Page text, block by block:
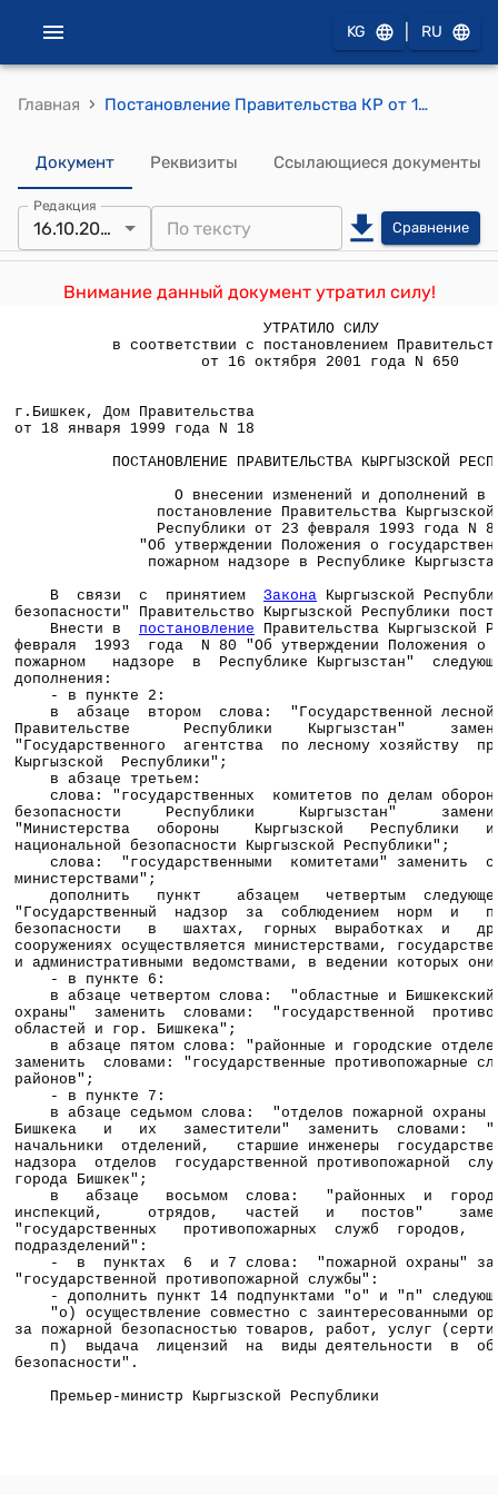
KG RU
Главная › Постановление Правительства КР от 18 января 1999 года №18 "О внесении изменений и дополнений в постановление Правительства Кыргызской Республики от 23 февраля 1993 года N 80 "Об утверждении Положения о государственном пожарном надзоре в Республике Кыргызстан"
Документ Реквизиты Ссылающиеся документы
Редакция
16.10.2001 Сравнение
Внимание данный документ утратил силу!